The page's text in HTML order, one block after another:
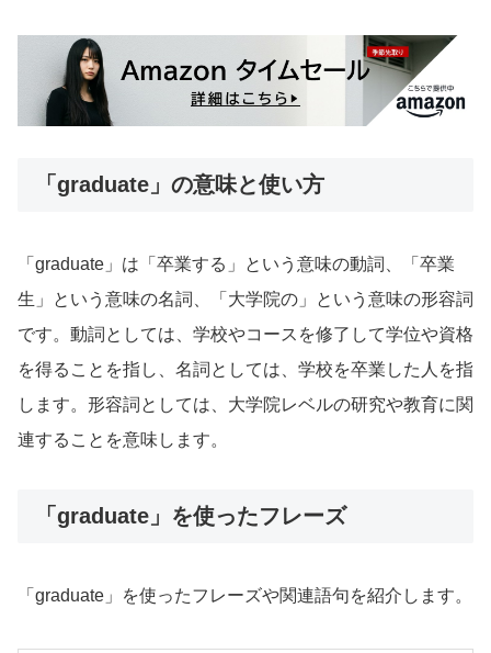
「graduate」の意味と使い方
「graduate」は「卒業する」という意味の動詞、「卒業
生」という意味の名詞、「大学院の」という意味の形容詞
です。動詞としては、学校やコースを修了して学位や資格
を得ることを指し、名詞としては、学校を卒業した人を指
します。形容詞としては、大学院レベルの研究や教育に関
連することを意味します。
「graduate」を使ったフレーズ
「graduate」を使ったフレーズや関連語句を紹介します。